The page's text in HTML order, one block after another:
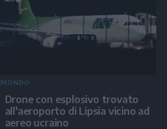
MONDO
Drone con esplosivo trovato
all'aeroporto di Lipsia vicino ad
aereo ucraino